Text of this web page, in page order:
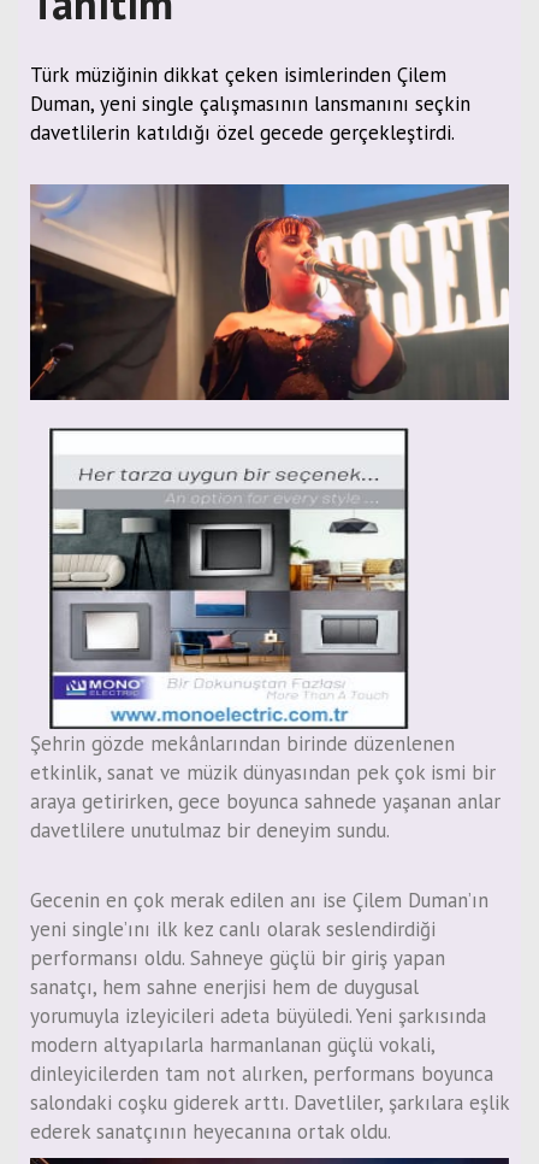
Türk müziğinin dikkat çeken isimlerinden Çilem
Duman, yeni single çalışmasının lansmanını seçkin
davetlilerin katıldığı özel gecede gerçekleştirdi.
Şehrin gözde mekânlarından birinde düzenlenen
etkinlik, sanat ve müzik dünyasından pek çok ismi bir
araya getirirken, gece boyunca sahnede yaşanan anlar
davetlilere unutulmaz bir deneyim sundu.
Gecenin en çok merak edilen anı ise Çilem Duman’ın
yeni single’ını ilk kez canlı olarak seslendirdiği
performansı oldu. Sahneye güçlü bir giriş yapan
sanatçı, hem sahne enerjisi hem de duygusal
yorumuyla izleyicileri adeta büyüledi. Yeni şarkısında
modern altyapılarla harmanlanan güçlü vokali,
dinleyicilerden tam not alırken, performans boyunca
salondaki coşku giderek arttı. Davetliler, şarkılara eşlik
ederek sanatçının heyecanına ortak oldu.